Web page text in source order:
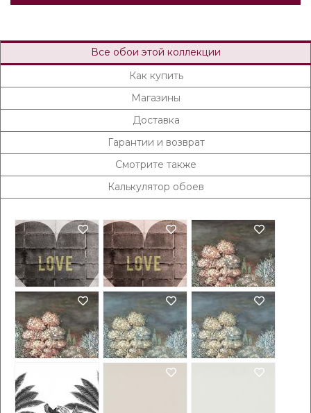
Все обои этой коллекции
Как купить
Магазины
Доставка
Гарантии и возврат
Смотрите также
Калькулятор обоев